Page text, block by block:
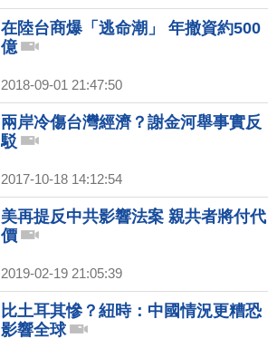
在陸台商爆「逃命潮」 年撤資約500
億
2018-09-01 21:47:50
兩岸冷傷台灣經濟？謝金河舉事實反
駁
2017-10-18 14:12:54
美再提反中共影響法案 親共者將付代
價
2019-02-19 21:05:39
比土耳其慘？紐時：中國情況更糟恐
影響全球